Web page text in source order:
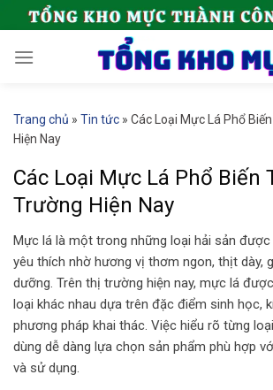
to
content
Trang chủ » Tin tức » Các Loại Mực Lá Phổ
Hiện Nay
Các Loại Mực Lá Phổ Biến
Trường Hiện Nay
Mực lá là một trong những loại hải sản
yêu thích nhờ hương vị thơm ngon, thịt dày,
dưỡng. Trên thị trường hiện nay, mực lá
loại khác nhau dựa trên đặc điểm sinh học,
phương pháp khai thác. Việc hiểu rõ từng
dùng dễ dàng lựa chọn sản phẩm phù hợp
và sử dụng.